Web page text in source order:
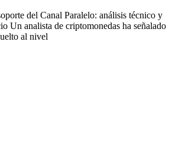
del Canal Paralelo: análisis técnico y
Un analista de criptomonedas ha señalado
al nivel